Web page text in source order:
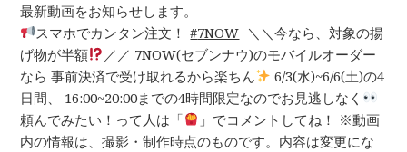
最新動画をお知らせします。
スマホでカンタン注文！
7NOW ＼＼今なら、対象の揚
げ物が半額
／／ 7NOW(セブンナウ)のモバイルオーダー
なら 事前決済で受け取れるから楽ちん
6/3(水)~6/6(土)の4
日間、 16:00~20:00までの4時間限定なのでお見逃しなく
頼んでみたい！って人は「
」でコメントしてね！ ※動画
内の情報は、撮影・制作時点のものです。内容は変更にな